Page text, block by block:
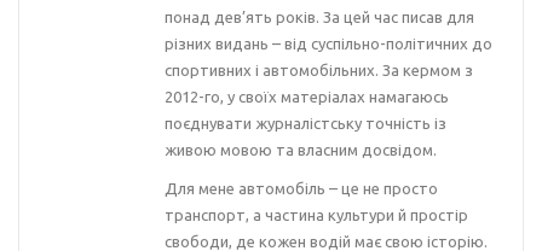
понад дев’ять років. За цей час писав для
різних видань – від суспільно-політичних до
спортивних і автомобільних. За кермом з
2012-го, у своїх матеріалах намагаюсь
поєднувати журналістську точність із
живою мовою та власним досвідом.
Для мене автомобіль – це не просто
транспорт, а частина культури й простір
свободи, де кожен водій має свою історію.